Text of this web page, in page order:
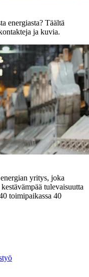
energiasta? Täältä
ja kuvia.
yritys, joka
tulevaisuutta
toimipaikassa 40